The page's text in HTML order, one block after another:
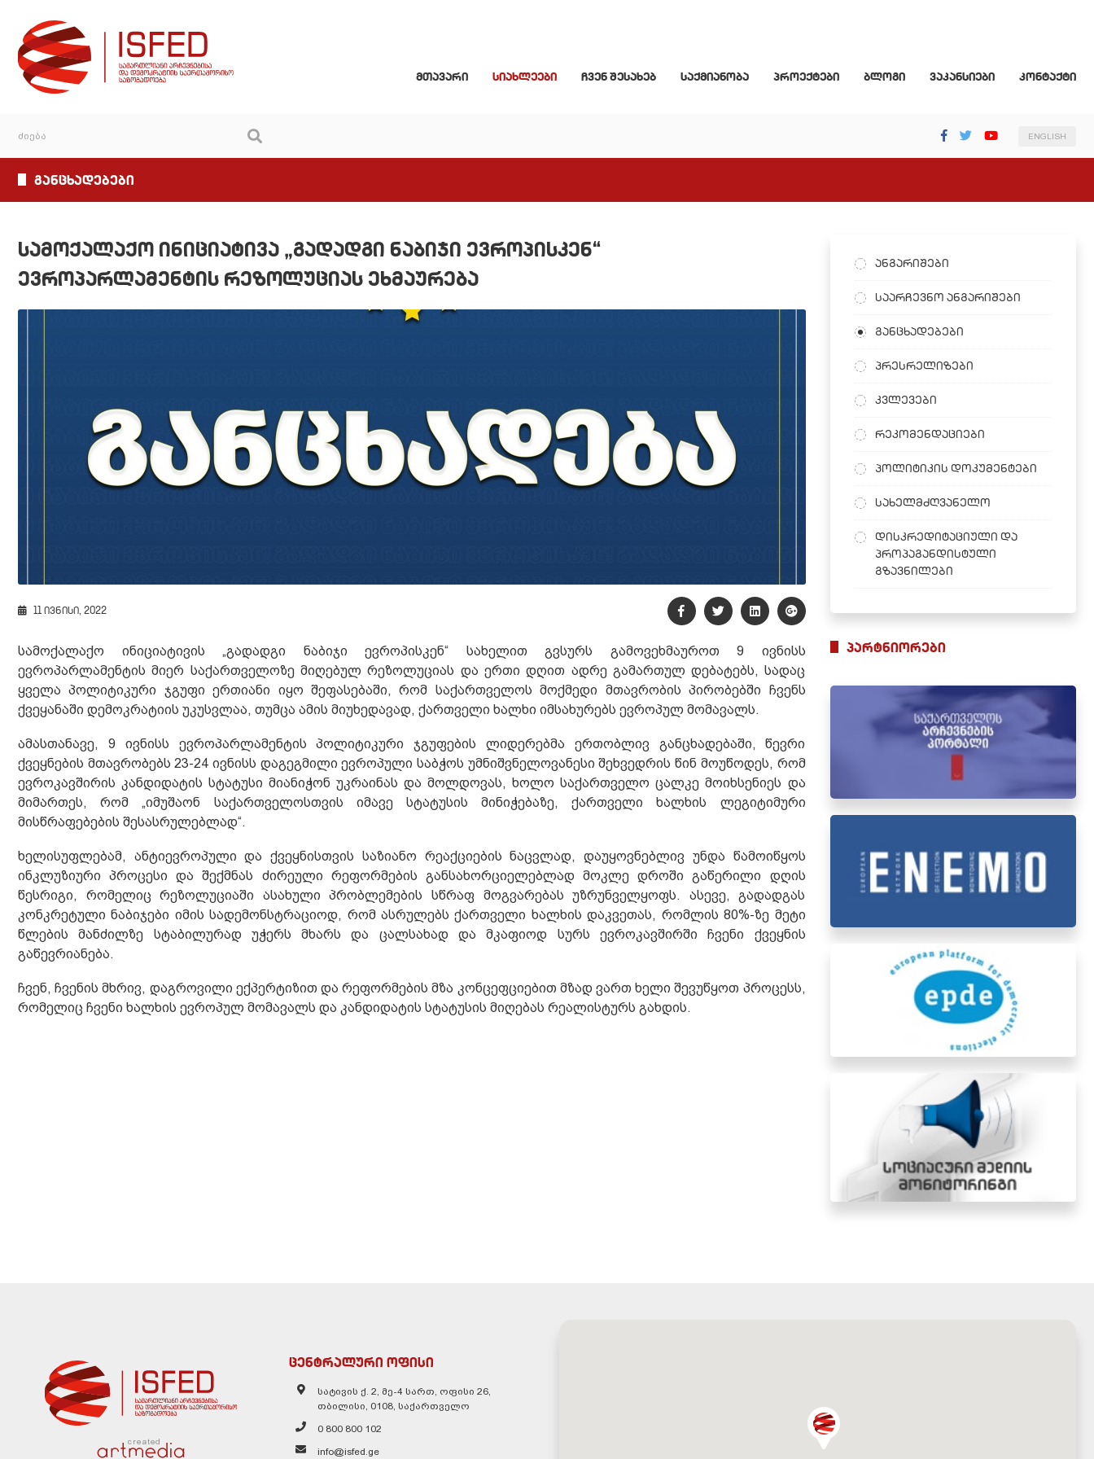
მთავარი სიახლეები ჩვენ შესახებ საქმიანობა პროექტები ბლოგი ვაკანსიები კონტაქტი
ENGLISH
განცხადებები
სამოქალაქო ინიციატივა „გადადგი ნაბიჯი ევროპისკენ“
ევროპარლამენტის რეზოლუციას ეხმაურება
11 ივნისი, 2022
სამოქალაქო ინიციატივის „გადადგი ნაბიჯი ევროპისკენ“ სახელით გვსურს გამოვეხმაუროთ 9 ივნისს
ევროპარლამენტის მიერ საქართველოზე მიღებულ რეზოლუციას და ერთი დღით ადრე გამართულ დებატებს, სადაც
ყველა პოლიტიკური ჯგუფი ერთიანი იყო შეფასებაში, რომ საქართველოს მოქმედი მთავრობის პირობებში ჩვენს
ქვეყანაში დემოკრატიის უკუსვლაა, თუმცა ამის მიუხედავად, ქართველი ხალხი იმსახურებს ევროპულ მომავალს.
ამასთანავე, 9 ივნისს ევროპარლამენტის პოლიტიკური ჯგუფების ლიდერებმა ერთობლივ განცხადებაში, წევრი
ქვეყნების მთავრობებს 23-24 ივნისს დაგეგმილი ევროპული საბჭოს უმნიშვნელოვანესი შეხვედრის წინ მოუწოდეს, რომ
ევროკავშირის კანდიდატის სტატუსი მიანიჭონ უკრაინას და მოლდოვას, ხოლო საქართველო ცალკე მოიხსენიეს და
მიმართეს, რომ „იმუშაონ საქართველოსთვის იმავე სტატუსის მინიჭებაზე, ქართველი ხალხის ლეგიტიმური
მისწრაფებების შესასრულებლად“.
ხელისუფლებამ, ანტიევროპული და ქვეყნისთვის საზიანო რეაქციების ნაცვლად, დაუყოვნებლივ უნდა წამოიწყოს
ინკლუზიური პროცესი და შექმნას ძირეული რეფორმების განსახორციელებლად მოკლე დროში გაწერილი დღის
წესრიგი, რომელიც რეზოლუციაში ასახული პრობლემების სწრაფ მოგვარებას უზრუნველყოფს. ასევე, გადადგას
კონკრეტული ნაბიჯები იმის სადემონსტრაციოდ, რომ ასრულებს ქართველი ხალხის დაკვეთას, რომლის 80%-ზე მეტი
წლების მანძილზე სტაბილურად უჭერს მხარს და ცალსახად და მკაფიოდ სურს ევროკავშირში ჩვენი ქვეყნის
გაწევრიანება.
ჩვენ, ჩვენის მხრივ, დაგროვილი ექპერტიზით და რეფორმების მზა კონცეფციებით მზად ვართ ხელი შევუწყოთ პროცესს,
რომელიც ჩვენი ხალხის ევროპულ მომავალს და კანდიდატის სტატუსის მიღებას რეალისტურს გახდის.
ანგარიშები
საარჩევნო ანგარიშები
განცხადებები
პრესრელიზები
კვლევები
რეკომენდაციები
პოლიტიკის დოკუმენტები
სახელმძღვანელო
დისკრედიტაციული და
პროპაგანდისტული
გზავნილები
პარტნიორები
created
ცენტრალური ოფისი
სატივის ქ. 2, მე-4 სართ, ოფისი 26,
თბილისი, 0108, საქართველო
0 800 800 102
info@isfed.ge